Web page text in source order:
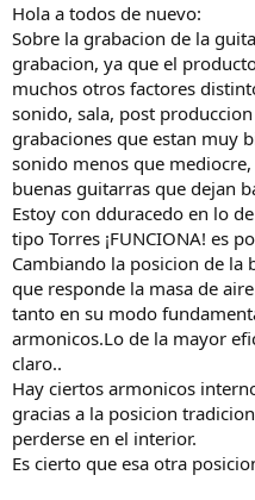
Hola a todos de nuevo:
Sobre la grabacion de la
grabacion, ya que el
muchos otros factores
sonido, sala, post
grabaciones que estan muy
sonido menos que
buenas guitarras que dejan
Estoy con dduracedo en lo
tipo Torres ¡FUNCIONA! es
Cambiando la posicion de la
que responde la masa de
tanto en su modo
armonicos.Lo de la mayor
claro..
Hay ciertos armonicos
gracias a la posicion
perderse en el interior.
Es cierto que esa otra